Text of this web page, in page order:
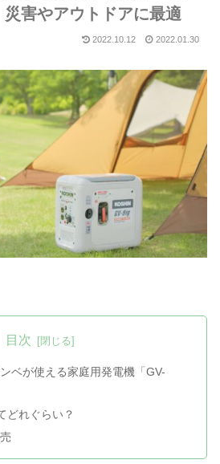
害やアウトドアに最適
2022.10.12 2022.01.30
目次
ベが使える家庭用発電機「GV-
どれぐらい？